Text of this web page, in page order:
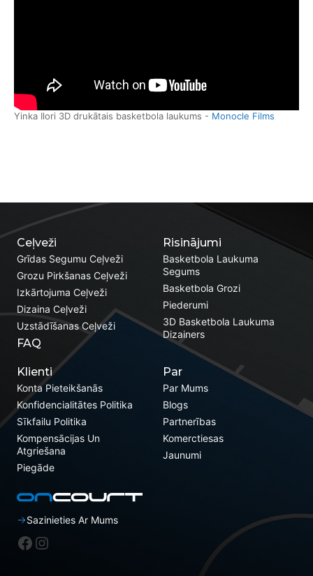
Yinka Ilori 3D drukātais basketbola laukums - Monocle Films
Risinājumi
Basketbola Laukuma
Segums
Basketbola Grozi
Piederumi
3D Basketbola Laukuma
Dizainers
Ceļveži
Grīdas Segumu Ceļveži
Grozu Pirkšanas Ceļveži
Izkārtojuma Ceļveži
Dizaina Ceļveži
Uzstādīšanas Ceļveži
FAQ
Klienti
Konta Pieteikšanās
Konfidencialitātes Politika
Sīkfailu Politika
Kompensācijas Un
Atgriešana
Piegāde
Par
Par Mums
Blogs
Partnerības
Komerctiesas
Jaunumi
Sazinieties Ar Mums
Facebook
Instagram